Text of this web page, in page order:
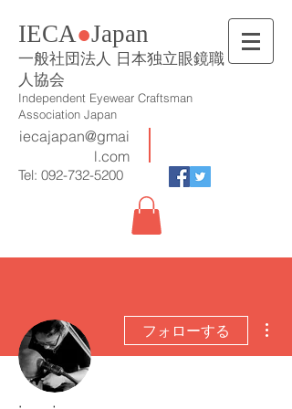
IECA●Japan
一般社団法人 日本独立眼鏡職
人協会
Independent Eyewear Craftsman
Association Japan
Tel: 092-732-5200
iecajapan@gmai
l.com
フォローする